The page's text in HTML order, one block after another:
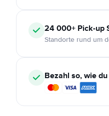
24 000+ Pick-up
Standorte rund um
Bezahl so, wie